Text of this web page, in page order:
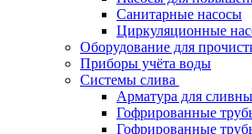
Санитарные насосы
Циркуляционные
Оборудование для
Приборы учёта воды
Системы слива
Арматура для
Гофрированные
Гофрированные